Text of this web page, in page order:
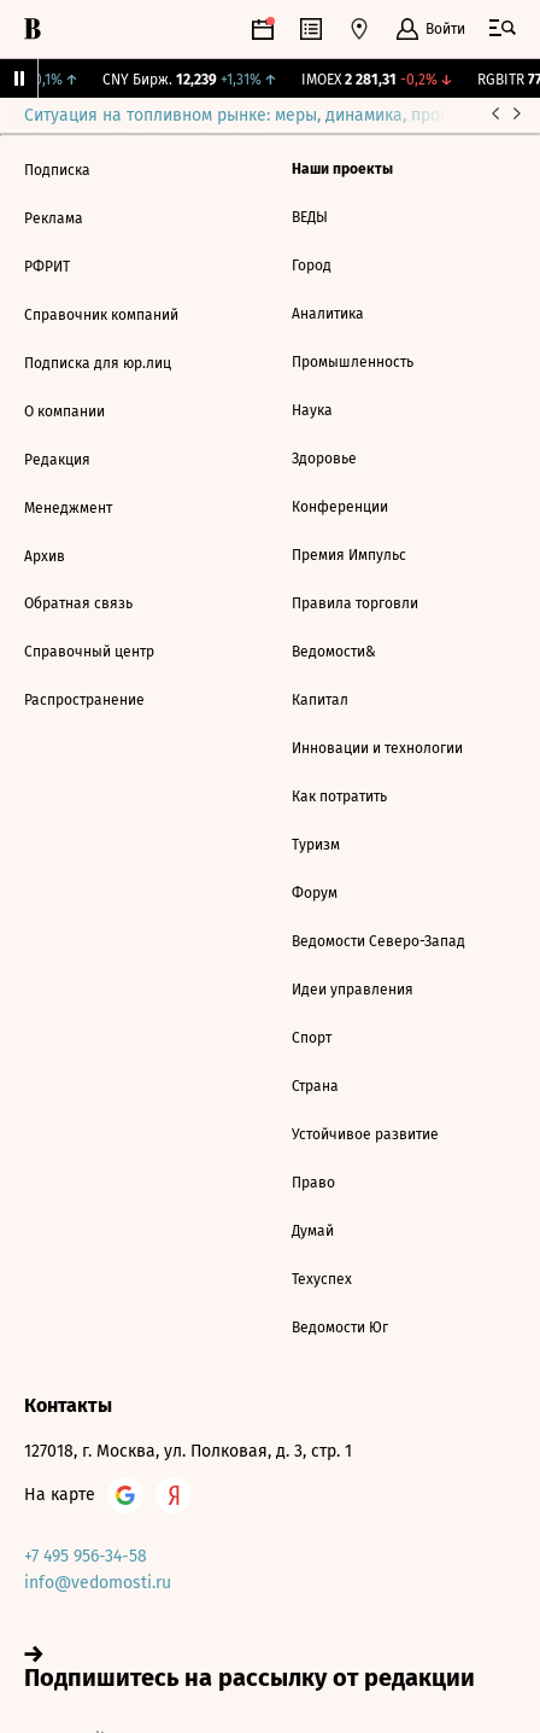
Войти
+0,1%↑ CNY Бирж. 12,239 +1,31%↑ IMOEX 2 281,31 -0,2%↓ RGBITR
Ситуация на топливном рынке: меры, динамика, прогнозы
Подписка
Реклама
РФРИТ
Справочник компаний
Подписка для юр.лиц
О компании
Редакция
Менеджмент
Архив
Обратная связь
Справочный центр
Распространение
Наши проекты
ВЕДЫ
Город
Аналитика
Промышленность
Наука
Здоровье
Конференции
Премия Импульс
Правила торговли
Ведомости&
Капитал
Инновации и технологии
Как потратить
Туризм
Форум
Ведомости Северо-Запад
Идеи управления
Спорт
Страна
Устойчивое развитие
Право
Думай
Техуспех
Ведомости Юг
Контакты
127018, г. Москва, ул. Полковая, д. 3, стр. 1
На карте
+7 495 956-34-58
info@vedomosti.ru